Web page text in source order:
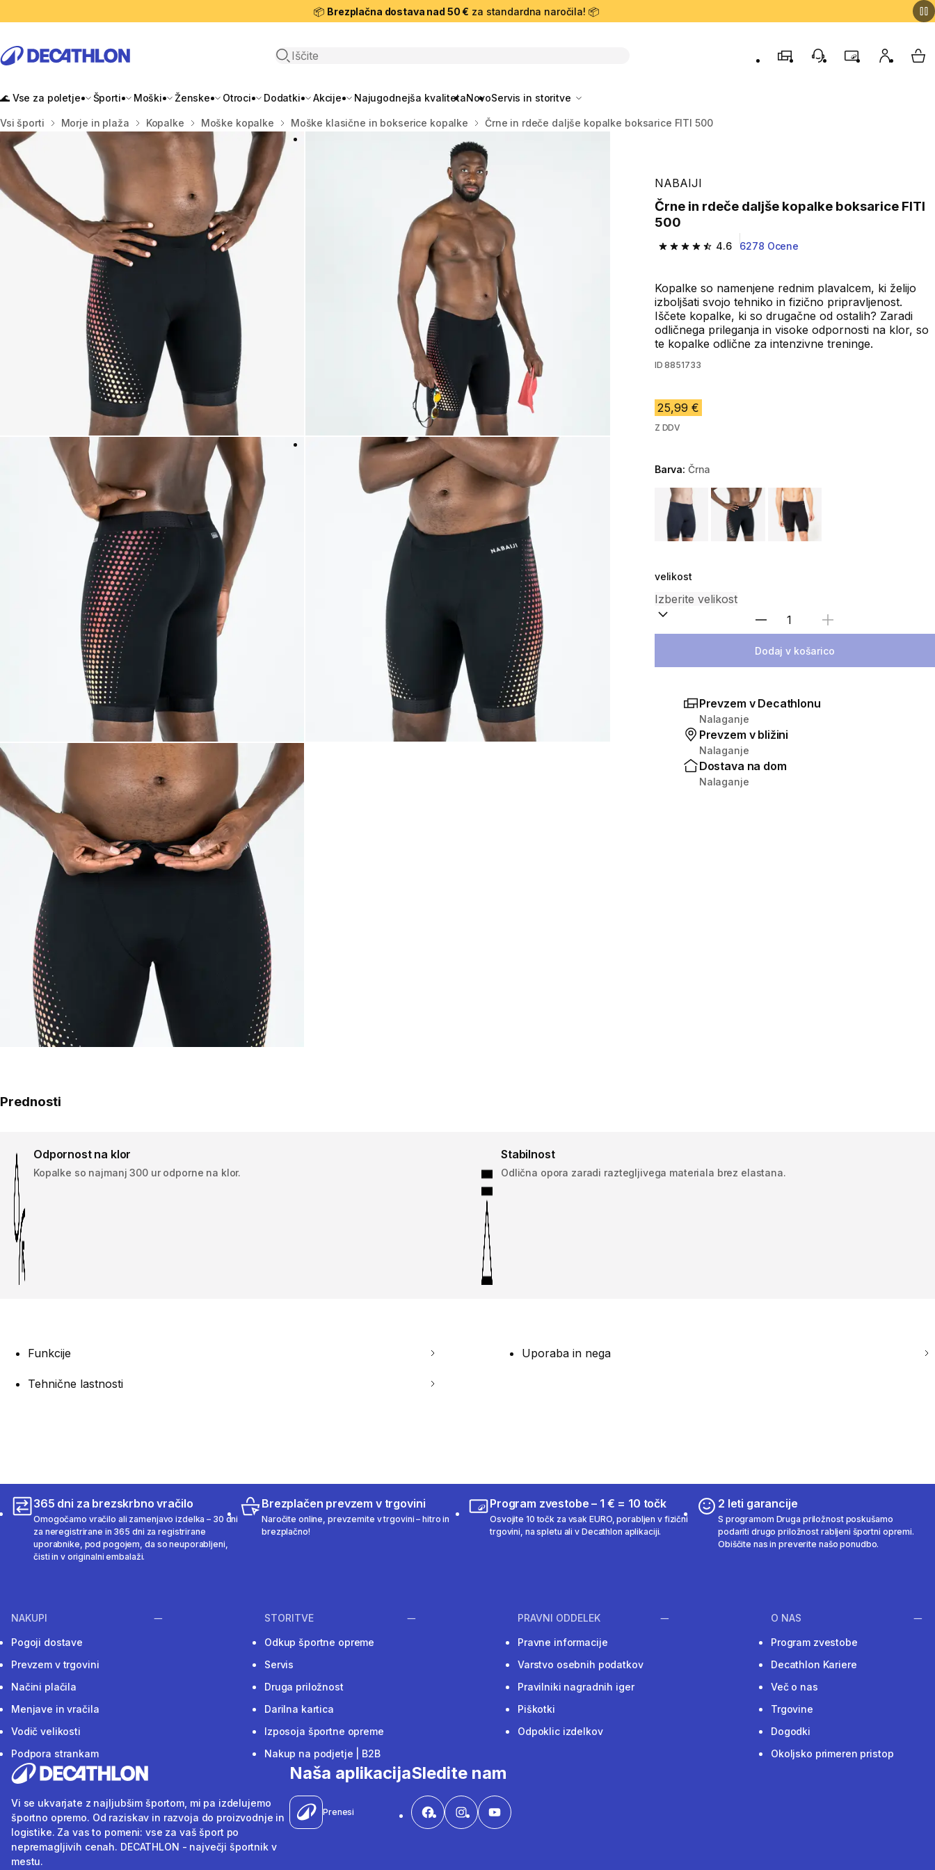
📦 Brezplačna dostava nad 50 € za standardna naročila! 📦
Odpri iskanje
TrgovinePodporo strankam
ProgramMoj račun
🌊 Vse za poletje Športi Moški Ženske Otroci Dodatki Akcije Najugodnejša kvalitetaNovoServis in storitve
Domov
Vsi športi Morje in plaža Kopalke Moške kopalke Moške klasične in bokserice kopalke Črne in rdeče daljše kopalke boksarice FITI 500
NABAIJI
Črne in rdeče daljše kopalke boksarice FITI
500
4.6
4.6 od 5 zvezdic from 6278 ocene
6278 Ocene
Kopalke so namenjene rednim plavalcem, ki želijo
izboljšati svojo tehniko in fizično pripravljenost.
Iščete kopalke, ki so drugačne od ostalih? Zaradi
odličnega prileganja in visoke odpornosti na klor, so
te kopalke odlične za intenzivne treninge.
ID 8851733
25,99 €
Z DDV
Barva: Črna
Choose a variant
velikost
Izberite količino
Dodaj v košarico
Prevzem v Decathlonu
Nalaganje
Prevzem v bližini
Nalaganje
Dostava na dom
Nalaganje
Prednosti
Odpornost na klor
Kopalke so najmanj 300 ur odporne na klor.
Stabilnost
Odlična opora zaradi raztegljivega materiala brez elastana.
Funkcije Uporaba in nega
Tehnične lastnosti
365 dni za brezskrbno vračilo
Omogočamo vračilo ali zamenjavo izdelka – 30 dni
za neregistrirane in 365 dni za registrirane
uporabnike, pod pogojem, da so neuporabljeni,
čisti in v originalni embalaži.
Brezplačen prevzem v trgovini
Naročite online, prevzemite v trgovini – hitro in
brezplačno!
Program zvestobe – 1 € = 10 točk
Osvojite 10 točk za vsak EURO, porabljen v fizični
trgovini, na spletu ali v Decathlon aplikaciji.
2 leti garancije
S programom Druga priložnost poskušamo
podariti drugo priložnost rabljeni športni opremi.
Obiščite nas in preverite našo ponudbo.
NAKUPI
Pogoji dostave
Prevzem v trgovini
Načini plačila
Menjave in vračila
Vodič velikosti
Podpora strankam
STORITVE
Odkup športne opreme
Servis
Druga priložnost
Darilna kartica
Izposoja športne opreme
Nakup na podjetje | B2B
PRAVNI ODDELEK
Pravne informacije
Varstvo osebnih podatkov
Pravilniki nagradnih iger
Piškotki
Odpoklic izdelkov
O NAS
Program zvestobe
Decathlon Kariere
Več o nas
Trgovine
Dogodki
Okoljsko primeren pristop
Vi se ukvarjate z najljubšim športom, mi pa izdelujemo
športno opremo. Od raziskav in razvoja do proizvodnje in
logistike. Za vas to pomeni: vse za vaš šport po
nepremagljivih cenah. DECATHLON - največji športnik v
mestu.
Naša aplikacija
Prenesi
Sledite nam